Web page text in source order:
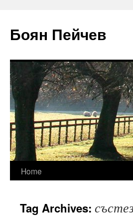
Боян Пейчев
Skip
content
Home
Tag Archives: